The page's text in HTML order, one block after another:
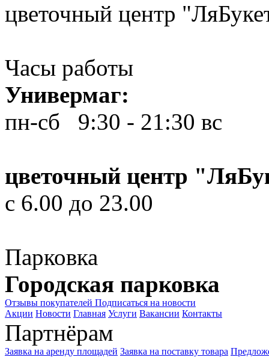
цветочный центр
Часы работы
Универмаг:
пн-сб 9:30 - 21:30 вс
цветочный центр
с 6.00 до 23.00
Парковка
Городская парковка
Отзывы покупателей Подписаться на новости
Акции Новости Главная Услуги Вакансии Контакты
Партнёрам
Заявка на аренду площадей Заявка на поставку товара